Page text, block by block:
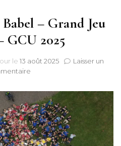
– Grand Jeu
GCU 2025
le 13 août 2025
Laisser un
Mystères
de
Babel
–
Grand
Jeu